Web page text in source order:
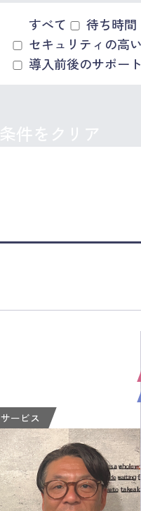
すべて 待ち時
セキュリティの高
導入前後のサポー
条件をクリア
サービス